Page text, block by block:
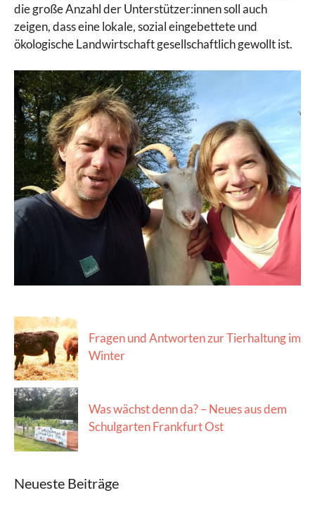
die große Anzahl der Unterstützer:innen soll auch
zeigen, dass eine lokale, sozial eingebettete und
ökologische Landwirtschaft gesellschaftlich gewollt ist.
Fragen und Antworten zur Tierhaltung im
Winter
Was wächst denn da? – Neues aus dem
Schulgarten Frankfurt Ost
Neueste Beiträge